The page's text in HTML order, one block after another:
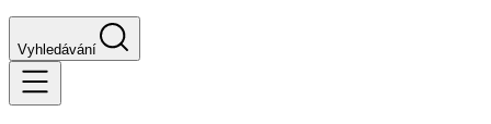
Vyhledávání